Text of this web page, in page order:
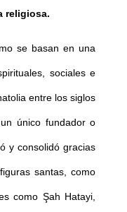
religiosa.
se basan en una
sociales e
entre los siglos
único fundador o
y consolidó gracias
santas, como
como Şah Hatayi,